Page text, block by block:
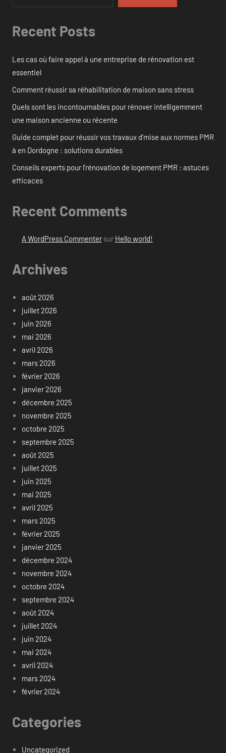
Recent Posts
Les cas où faire appel à une entreprise de rénovation est
essentiel
Comment réussir sa réhabilitation de maison sans stress
Quels sont les incontournables pour rénover intelligemment
une maison ancienne ou récente
Guide complet pour réussir vos travaux d’mise aux normes PMR
à en Dordogne : solutions durables
Conseils experts pour l’rénovation de logement PMR : astuces
efficaces
Recent Comments
A WordPress Commentersur Hello world!
Archives
août 2026
juillet 2026
juin 2026
mai 2026
avril 2026
mars 2026
février 2026
janvier 2026
décembre 2025
novembre 2025
octobre 2025
septembre 2025
août 2025
juillet 2025
juin 2025
mai 2025
avril 2025
mars 2025
février 2025
janvier 2025
décembre 2024
novembre 2024
octobre 2024
septembre 2024
août 2024
juillet 2024
juin 2024
mai 2024
avril 2024
mars 2024
février 2024
Categories
Uncategorized